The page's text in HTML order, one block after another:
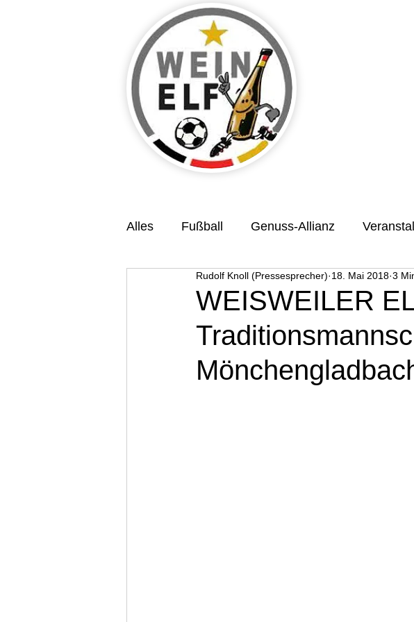
Alles Fußball Genuss-Allianz
Veranstaltungsvorschau Benefiz
WEISWEILER
Rudolf Knoll (Pressesprecher) 18. Mai 2018 3